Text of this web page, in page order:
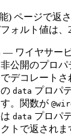
) ページで返
ォルト値は、
— ワイヤサー
公開のプロパ
でデコレート
data プロパ
。関数が
data プロパ
トで返されま